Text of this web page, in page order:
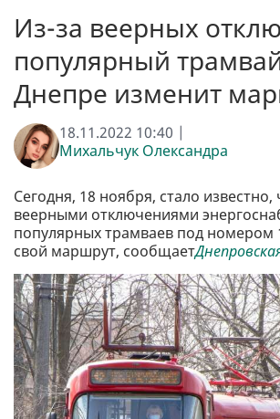
Из-за веерных
популярный
Днепре изменит
18.11.2022 10:40 |
Михальчук Олександра
Сегодня, 18 ноября, стало известно,
веерными отключениями
популярных трамваев под номером
свой маршрут, сообщает